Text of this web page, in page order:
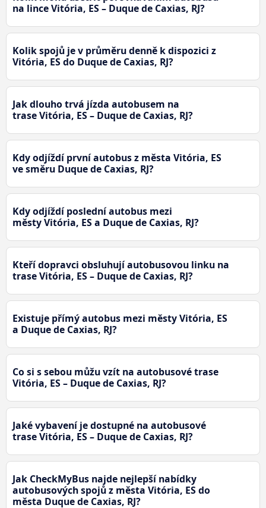
na lince Vitória, ES – Duque de Caxias, RJ?
Kolik spojů je v průměru denně k dispozici z
Vitória, ES do Duque de Caxias, RJ?
Jak dlouho trvá jízda autobusem na
trase Vitória, ES – Duque de Caxias, RJ?
Kdy odjíždí první autobus z města Vitória, ES
ve směru Duque de Caxias, RJ?
Kdy odjíždí poslední autobus mezi
městy Vitória, ES a Duque de Caxias, RJ?
Kteří dopravci obsluhují autobusovou linku na
trase Vitória, ES – Duque de Caxias, RJ?
Existuje přímý autobus mezi městy Vitória, ES
a Duque de Caxias, RJ?
Co si s sebou můžu vzít na autobusové trase
Vitória, ES – Duque de Caxias, RJ?
Jaké vybavení je dostupné na autobusové
trase Vitória, ES – Duque de Caxias, RJ?
Jak CheckMyBus najde nejlepší nabídky
autobusových spojů z města Vitória, ES do
města Duque de Caxias, RJ?